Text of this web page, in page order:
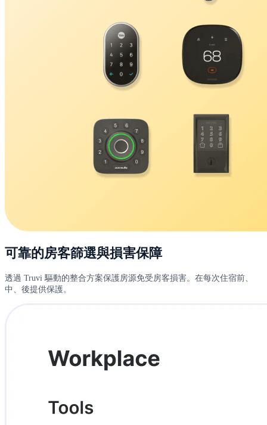
可靠的房客篩選與損害保障
透過 Truvi 驅動的整合方案保護房源免受房客損害。在每次住宿前、
中、後提供保護。